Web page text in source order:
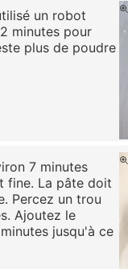
un robot
minutes pour
plus de poudre
7 minutes
fine. La pâte doit
Percez un trou
Ajoutez le
jusqu'à ce